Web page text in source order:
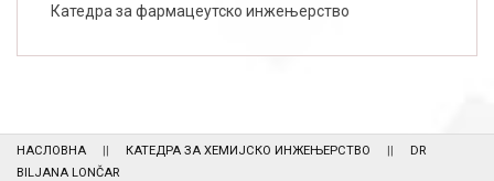
Катедра за фармацеутско инжењерство
НАСЛОВНА КАТЕДРА ЗА ХЕМИЈСКО ИНЖЕЊЕРСТВО
DR
BILJANA LONČAR